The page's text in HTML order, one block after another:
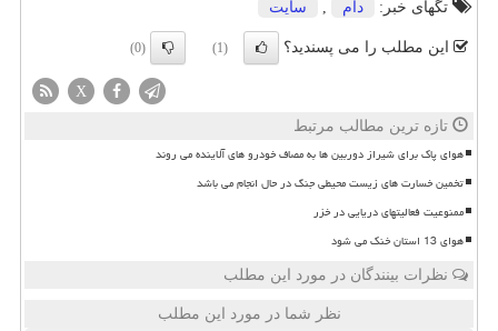
تگهای خبر:
دام سایت
این مطلب را می پسندید؟ (1)
(0)
X
تازه ترین مطالب مرتبط
هوای پاک برای شیراز دوربین ها به مصاف خودرو های آلاینده می روند
تخمین خسارت های زیست محیطی جنگ در حال انجام می باشد
ممنوعیت فعالیتهای دریایی در خزر
هوای 13 استان خنک می شود
نظرات بینندگان در مورد این مطلب
نظر شما در مورد این مطلب